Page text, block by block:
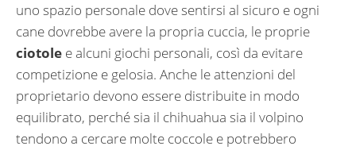
uno spazio personale dove sentirsi al sicuro e ogni
cane dovrebbe avere la propria cuccia, le proprie
ciotole e alcuni giochi personali, così da evitare
competizione e gelosia. Anche le attenzioni del
proprietario devono essere distribuite in modo
equilibrato, perché sia il chihuahua sia il volpino
tendono a cercare molte coccole e potrebbero